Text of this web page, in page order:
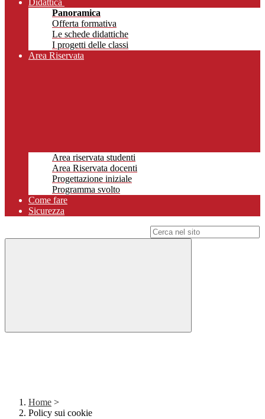
Didattica
Panoramica
Offerta formativa
Le schede didattiche
I progetti delle classi
Area Riservata
Area riservata studenti
Area Riservata docenti
Progettazione iniziale
Programma svolto
Come fare
Sicurezza
Home >
Policy sui cookie